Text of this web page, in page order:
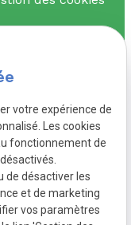
votre expérience de
Les cookies
fonctionnement de
de désactiver les
et de marketing
vos paramètres